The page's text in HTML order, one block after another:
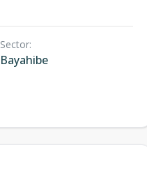
Sector:
Bayahibe